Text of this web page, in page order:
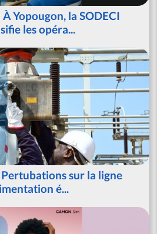
Yopougon, la SODECI
les opéra...
sur la ligne
é...